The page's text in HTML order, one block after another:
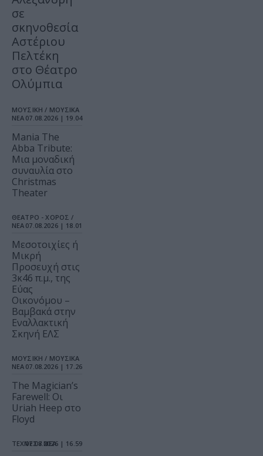
σε
σκηνοθεσία
Αστέριου
Πελτέκη
στο Θέατρο
Ολύμπια
ΜΟΥΣΙΚΗ / ΜΟΥΣΙΚΑ
ΝΕΑ 07.08.2026 | 19.04
Mania The
Abba Tribute:
Μια μοναδική
συναυλία στο
Christmas
Theater
ΘΕΑΤΡΟ - ΧΟΡΟΣ /
ΝΕΑ 07.08.2026 | 18.01
Μεσοτοιχίες ή
Μικρή
Προσευχή στις
3κ46 π.μ., της
Εύας
Οικονόμου –
Βαμβακά στην
Εναλλακτική
Σκηνή ΕΛΣ
ΜΟΥΣΙΚΗ / ΜΟΥΣΙΚΑ
ΝΕΑ 07.08.2026 | 17.26
The Magician’s
Farewell: Οι
Uriah Heep στο
Floyd
ΤΕΧΝΕΣ / ΝΕΑ
07.08.2026 | 16.59